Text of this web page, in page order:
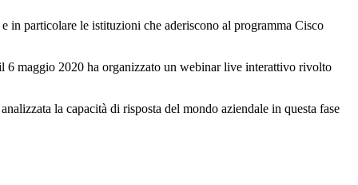
particolare le istituzioni che aderiscono al programma Cisco
maggio 2020 ha organizzato un webinar live interattivo rivolto
la capacità di risposta del mondo aziendale in questa fase